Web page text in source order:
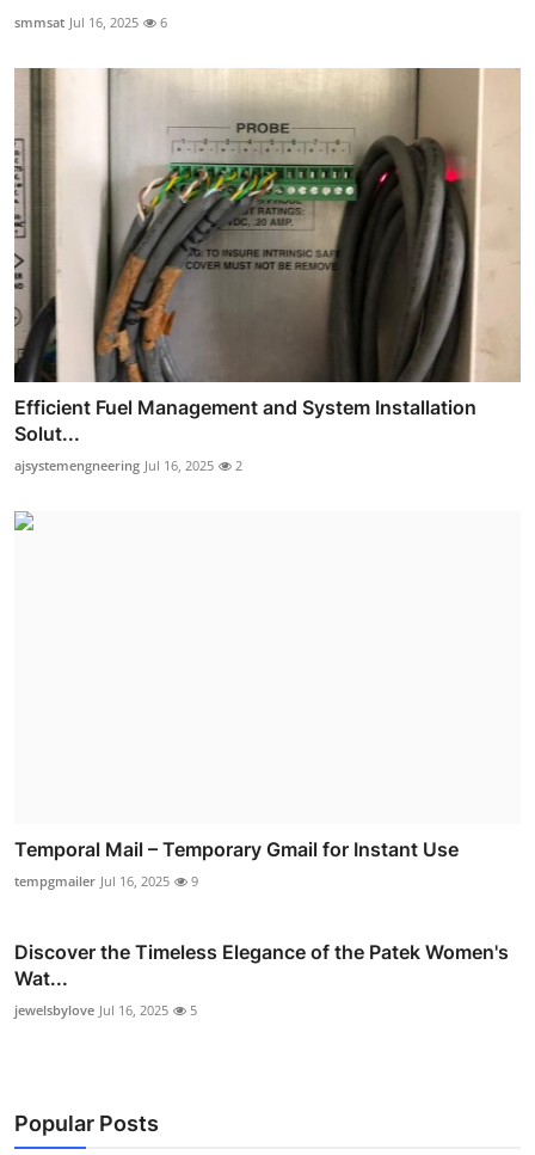
smmsat Jul 16, 2025 6
Efficient Fuel Management and System Installation
Solut...
ajsystemengneering Jul 16, 2025 2
Temporal Mail – Temporary Gmail for Instant Use
tempgmailer Jul 16, 2025 9
Discover the Timeless Elegance of the Patek Women's
Wat...
jewelsbylove Jul 16, 2025 5
Popular Posts